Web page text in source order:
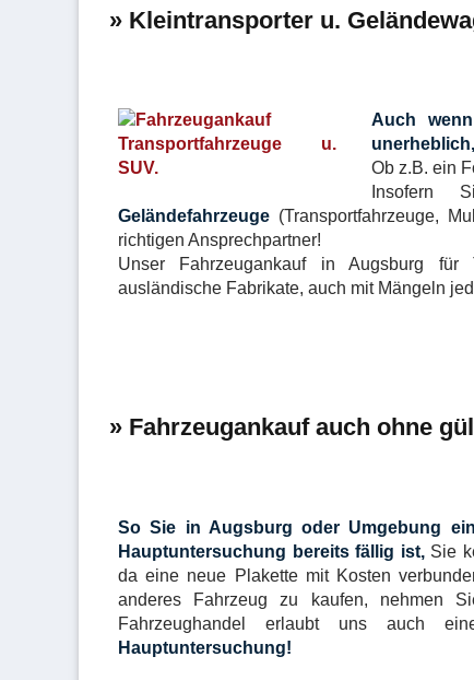
» Kleintransporter u.
Auch
Ob z.B. ein
Insofern
Geländefahrzeuge (Transportfahrzeuge,
richtigen Ansprechpartner!
Unser Fahrzeugankauf in Augsburg für
ausländische Fabrikate, auch mit Mängeln
» Fahrzeugankauf auch ohne
So Sie in Augsburg oder Umgebung
Hauptuntersuchung bereits fällig ist,Sie
da eine neue Plakette mit Kosten
anderes Fahrzeug zu kaufen, nehmen
Fahrzeughandel erlaubt uns auch
Hauptuntersuchung!